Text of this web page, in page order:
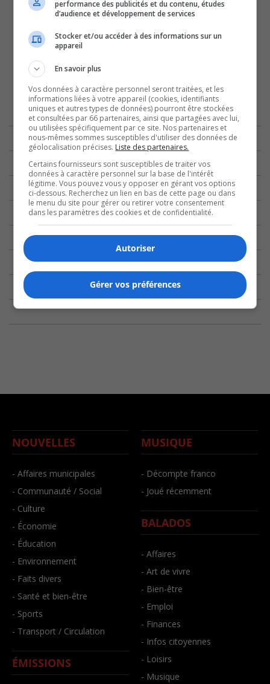
NOUVELLES
- Affaires municipales
- Communauté / Social
- Culture
- Économie
- Éducation
- Environnement
- Faits divers
- Santé et bien-être
- Sports
- Transport / Circulation
ÉMISSIONS
MUSIQUE
- Décompte franco
- Joué récemment
BALADOS
- Affaires
- Art de vivre
- Bien-être
- Emploi
- Finances
- Infos citoyennes
- Loisirs
- Musique
performance des publicités et du contenu, études
d’audience et développement de services
Stocker et/ou accéder à des informations sur un
appareil
En savoir plus
Vos données à caractère personnel seront traitées, et les
informations liées à votre appareil (cookies, identifiants
uniques et autres types de données) pourront être stockées
et consultées par 66 partenaires, ainsi que partagées avec lui,
ou utilisées spécifiquement par ce site. Nos partenaires et
nous-mêmes sommes susceptibles d'utiliser des données de
géolocalisation précises. Liste des partenaires.
Certains fournisseurs sont susceptibles de traiter vos
données à caractère personnel sur la base de l'intérêt
légitime. Vous pouvez vous y opposer en gérant vos options
ci-dessous. Recherchez un lien en bas de cette page ou dans
le menu du site pour gérer ou retirer votre consentement
dans les paramètres des cookies et de confidentialité.
Autoriser
Gérer vos préférences